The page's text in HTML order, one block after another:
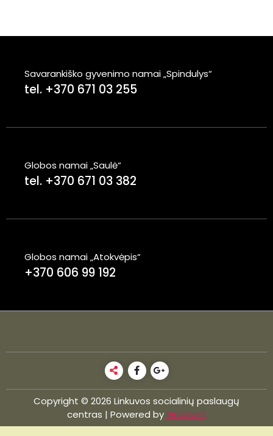
Savarankiško gyvenimo namai „Spindulys“
tel. +370 671 03 255
Globos namai „Saulė“
tel. +370 671 03 382
Globos namai „Atokvėpis“
+370 606 99 192
Copyright © 2026 Linkuvos socialinių paslaugų
centras | Powered byGradiant